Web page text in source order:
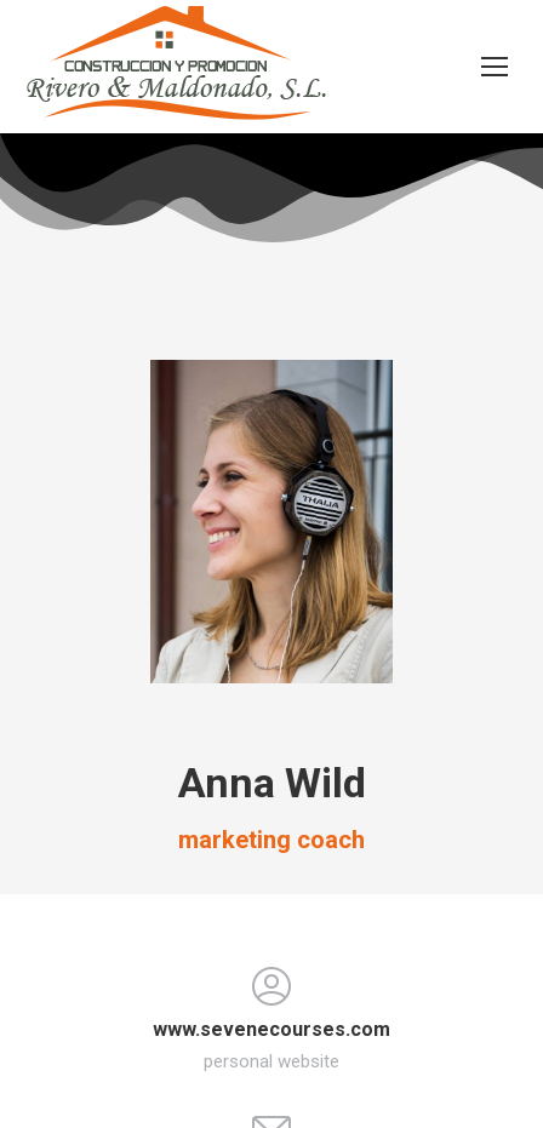
Anna Wild
marketing coach
www.sevenecourses.com
personal website